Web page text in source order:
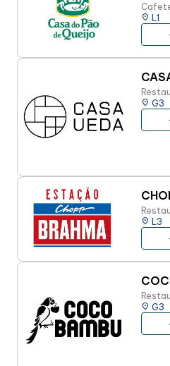
place L1
place G3
place L3
place G3